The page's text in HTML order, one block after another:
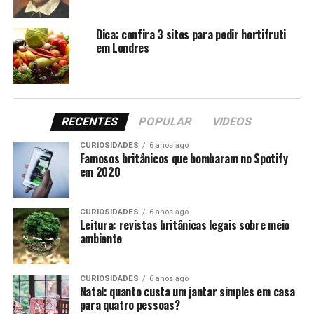
Foto: Pixaby
Pentes para os cabelos
Outra contribuição viking para os britânicos e povos de
Dica: confira 3 sites para pedir hortifruti
em Londres
RECENTES POPULAR VIDEOS
CURIOSIDADES 6 anos ago
Famosos britânicos que bombaram no Spotify
em 2020
CURIOSIDADES 6 anos ago
Leitura: revistas britânicas legais sobre meio
ambiente
CURIOSIDADES 6 anos ago
Natal: quanto custa um jantar simples em casa
para quatro pessoas?